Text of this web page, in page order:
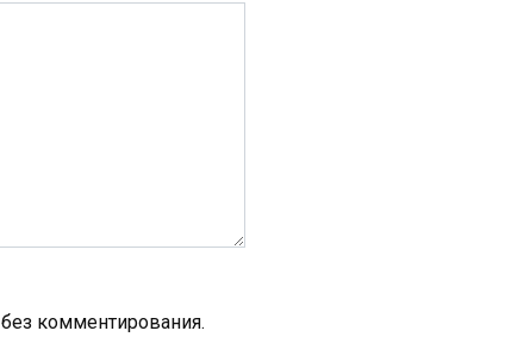
без комментирования.